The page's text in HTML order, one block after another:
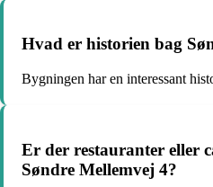
Hvad er historien bag
Bygningen har en interessant
Er der restauranter eller
Søndre Mellemvej 4?